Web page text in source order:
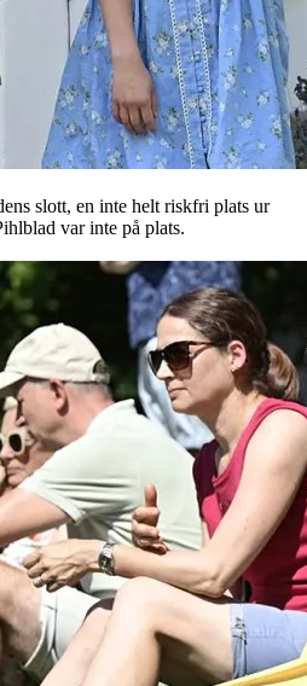
slott, en inte helt riskfri plats ur
var inte på plats.